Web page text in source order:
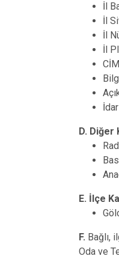
İl
İl
İl
İl
D. Diğer
E. İlçe
F. Bağlı,
Oda ve